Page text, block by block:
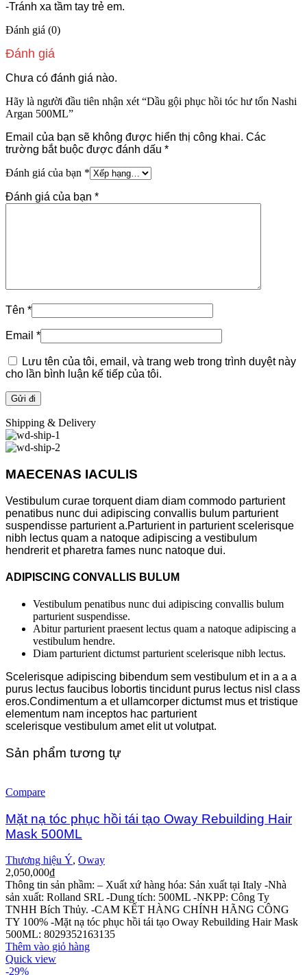
-Tránh xa tầm tay trẻ em.
Đánh giá (0)
Đánh giá
Chưa có đánh giá nào.
Hãy là người đầu tiên nhận xét “Dầu gội phục hồi tóc hư tổn Nashi
Argan 500ML”
Email của bạn sẽ không được hiển thị công khai. Các
trường bắt buộc được đánh dấu *
Đánh giá của bạn *
Đánh giá của bạn *
Tên *
Email *
Lưu tên của tôi, email, và trang web trong trình duyệt này
cho lần bình luận kế tiếp của tôi.
Shipping & Delivery
MAECENAS IACULIS
Vestibulum curae torquent diam diam commodo parturient
penatibus nunc dui adipiscing convallis bulum parturient
suspendisse parturient a.Parturient in parturient scelerisque
nibh lectus quam a natoque adipiscing a vestibulum
hendrerit et pharetra fames nunc natoque dui.
ADIPISCING CONVALLIS BULUM
Vestibulum penatibus nunc dui adipiscing convallis bulum
parturient suspendisse.
Abitur parturient praesent lectus quam a natoque adipiscing a
vestibulum hendre.
Diam parturient dictumst parturient scelerisque nibh lectus.
Scelerisque adipiscing bibendum sem vestibulum et in a a a
purus lectus faucibus lobortis tincidunt purus lectus nisl class
eros.Condimentum a et ullamcorper dictumst mus et tristique
elementum nam inceptos hac parturient
scelerisque vestibulum amet elit ut volutpat.
Sản phẩm tương tự
Compare
Mặt nạ tóc phục hồi tái tạo Oway Rebuilding Hair
Mask 500ML
Thương hiệu Ý, Oway
2,050,000₫
Thông tin sản phầm: – Xuất xứ hàng hóa: Sản xuất tại Italy -Nhà
sản xuất: Rolland SRL -Dung tích: 500ML -NKPP: Công Ty
TNHH Bích Thủy. -CAM KẾT HÀNG CHÍNH HÃNG CÔNG
TY 100% -Mặt nạ tóc phục hồi tái tạo Oway Rebuilding Hair Mask
500ML: 8029352163135
Thêm vào giỏ hàng
Quick view
-29%